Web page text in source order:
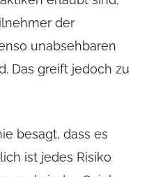
der
unabsehbaren
Das greift jedoch zu
besagt, dass es
ist jedes Risiko